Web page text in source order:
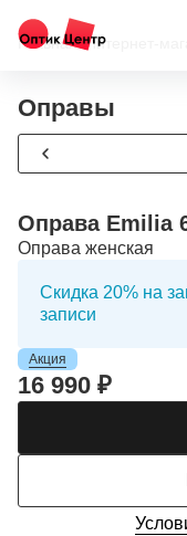
Главная/Интернет-
Оправы
Оправа Emilia
Оправа женская
Скидка 20% на
записи
Акция
16 990 ₽